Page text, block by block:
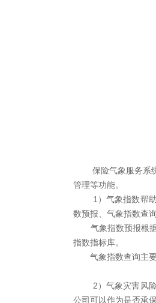
保险气象服务系统
管理等功能。
1）气象指数帮助企
数预报、气象指数查
气象指数预报根据
指数指标库。
气象指数查询主要
2）气象灾害风险指
公司可以作为是否承